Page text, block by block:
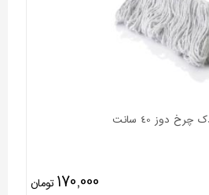
170,000 تومان